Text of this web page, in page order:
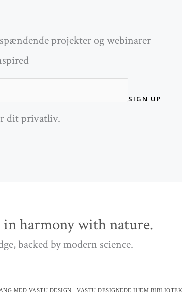
projekter og webinarer
SIGN UP
dit privatliv.
in harmony with nature.
backed by modern science.
MED VASTU DESIGN VASTU DESIGNEDE HJEM BIBLIOTEK